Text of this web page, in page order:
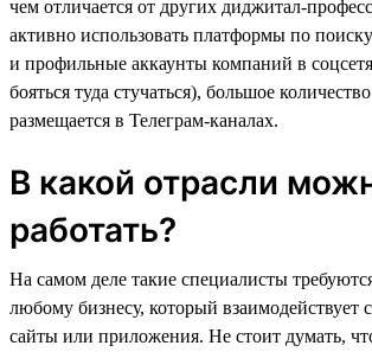
чем отличается от других диджитал-
активно использовать платформы по
и профильные аккаунты компаний в
бояться туда стучаться), большое
размещается в Телеграм-каналах.
В какой отрасли
работать?
На самом деле такие специалисты
любому бизнесу, который взаимодействует
сайты или приложения. Не стоит думать,